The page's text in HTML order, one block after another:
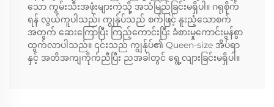
သော ကွမ်းသီးအဖုံးများကဲ့သို့ အသံမြည်ခြင်းမရှိပါ။ ဂရုစိုက်
ရန် လွယ်ကူပါသည်၊ ကျွန်ုပ်သည် စက်ဖြင့် နူးညံ့သောစက်
အတွက် ဆေးကြောပြီး ကြည့်ကောင်းပြီး ခံစားမှုကောင်းမွန်စွာ
ထွက်လာပါသည်။ ၎င်းသည် ကျွန်ုပ်၏ Queen-size အိပ်ရာ
နှင့် အတိအကျကိုက်ညီပြီး ညအခါတွင် ရွေ့လျားခြင်းမရှိပါ။